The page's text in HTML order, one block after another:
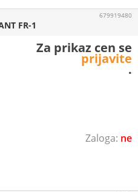
ne
FR-1
679919480
Za prikaz cen se
prijavite
.